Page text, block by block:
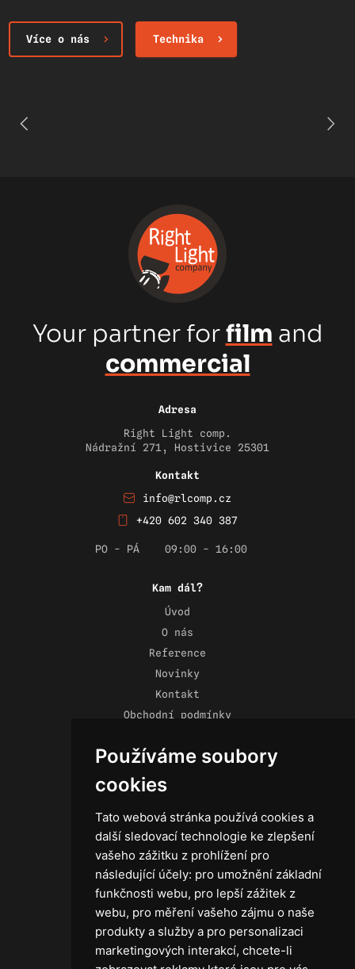
Používáme soubory
cookies
Tato webová stránka používá cookies a
další sledovací technologie ke zlepšení
vašeho zážitku z prohlížení pro
následující účely: pro umožnění základní
funkčnosti webu, pro lepší zážitek z
webu, pro měření vašeho zájmu o naše
produkty a služby a pro personalizaci
marketingových interakcí, chcete-li
Více o nás Technika
Your partner forfilm and
commercial
Adresa
Right Light comp.
Nádražní 271, Hostivice 25301
Kontakt
info@rlcomp.cz
+420 602 340 387
PO - PÁ 09:00 - 16:00
Kam dál?
Úvod
O nás
Reference
Novinky
Kontakt
Obchodní podmínky
Technika
Světla
Příslušenství ke světlům
Osvětlovací technika GRIP
Baterie
Stativy
Lighting control
Ostatní